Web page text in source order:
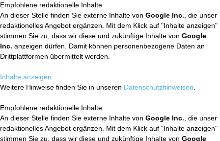
Empfohlene redaktionelle Inhalte
An dieser Stelle finden Sie externe Inhalte von Google Inc. , die unser
redaktionelles Angebot ergänzen. Mit dem Klick auf "Inhalte anzeigen"
stimmen Sie zu, dass wir diese und zukünftige Inhalte von Google
Inc. anzeigen dürfen. Damit können personenbezogene Daten an
Drittplattformen übermittelt werden.
Inhalte anzeigen
Weitere Hinweise finden Sie in unseren Datenschutzhinweisen
Empfohlene redaktionelle Inhalte
An dieser Stelle finden Sie externe Inhalte von Google Inc. , die unser
redaktionelles Angebot ergänzen. Mit dem Klick auf "Inhalte anzeigen"
stimmen Sie zu, dass wir diese und zukünftige Inhalte von Google